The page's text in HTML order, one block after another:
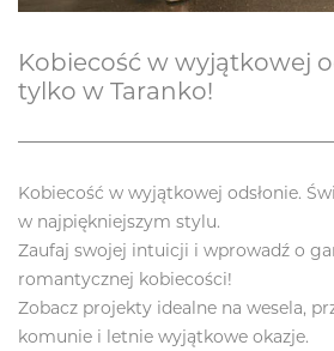
Kobiecość w wyjątkowej
tylko w Taranko!
Kobiecość w wyjątkowej odsłonie.
w najpiękniejszym stylu.
Zaufaj swojej intuicji i wprowadź o
romantycznej kobiecości!
Zobacz projekty idealne na wesela,
komunie i letnie wyjątkowe okazje.